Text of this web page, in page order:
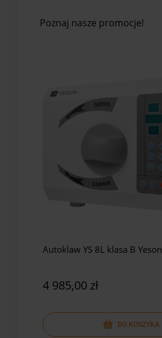
Poznaj nasze promocje!
Autoklaw YS 8L klasa B Yeson
4 985,00 zł
DO KOSZYKA